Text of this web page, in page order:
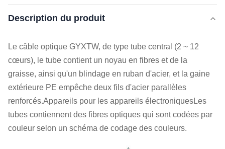
Description du produit
Le câble optique GYXTW, de type tube central (2 ~ 12
cœurs), le tube contient un noyau en fibres et de la
graisse, ainsi qu'un blindage en ruban d'acier, et la gaine
extérieure PE empêche deux fils d'acier parallèles
renforcés.Appareils pour les appareils électroniquesLes
tubes contiennent des fibres optiques qui sont codées par
couleur selon un schéma de codage des couleurs.